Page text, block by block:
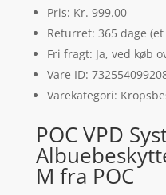
Pris: Kr. 999.00
Returret: 365 dage
Fri fragt: Ja, ved køb
Vare ID:
Varekategori:
POC VPD
M fra POC